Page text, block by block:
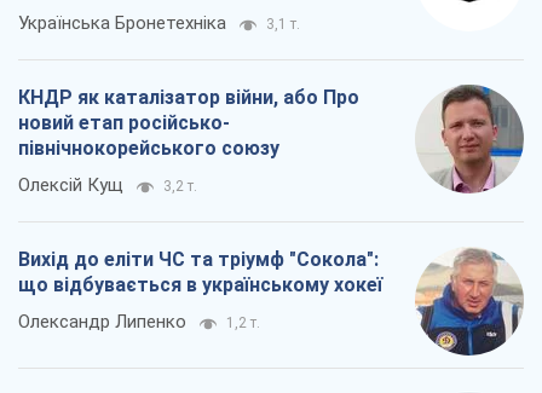
Українська Бронетехніка 3,1 т.
КНДР як каталізатор війни, або Про
новий етап російсько-
північнокорейського союзу
Олексій Кущ 3,2 т.
Вихід до еліти ЧС та тріумф "Сокола":
що відбувається в українському хокеї
Олександр Липенко 1,2 т.